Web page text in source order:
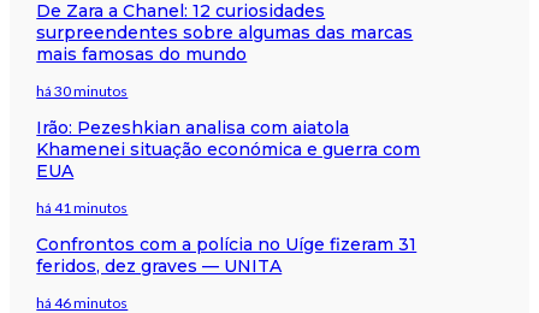
De Zara a Chanel: 12 curiosidades
surpreendentes sobre algumas das marcas
mais famosas do mundo
há 30 minutos
Irão: Pezeshkian analisa com aiatola
Khamenei situação económica e guerra com
EUA
há 41 minutos
Confrontos com a polícia no Uíge fizeram 31
feridos, dez graves — UNITA
há 46 minutos